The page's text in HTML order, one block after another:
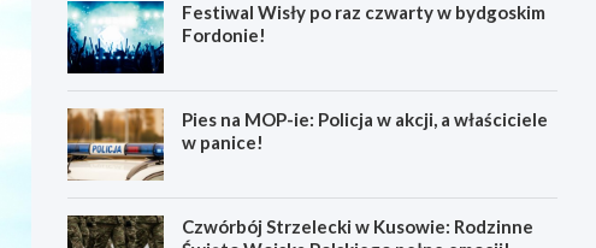
Festiwal Wisły po raz czwarty w bydgoskim
Fordonie!
Pies na MOP-ie: Policja w akcji, a właściciele
w panice!
Czwórbój Strzelecki w Kusowie: Rodzinne